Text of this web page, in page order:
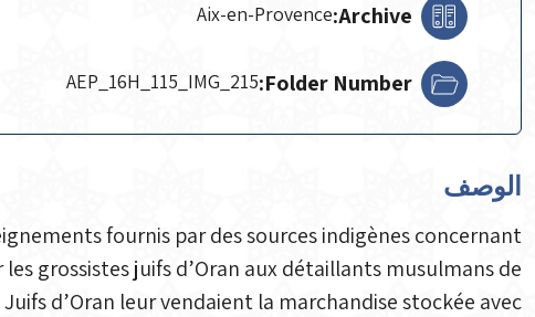
Archive:
Aix-en-Provence
Folder Number:
AEP_16H_115_IMG_215
الوصف
fournis par des sources indigènes concernant
grossistes juifs d’Oran aux détaillants musulmans de
d’Oran leur vendaient la marchandise stockée avec